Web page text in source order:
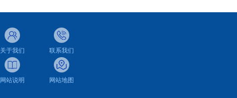
关于我们 联系我们
网站说明 网站地图